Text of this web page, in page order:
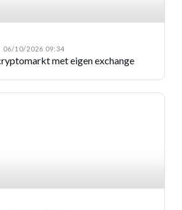
06/10/2026 09:34
met eigen exchange